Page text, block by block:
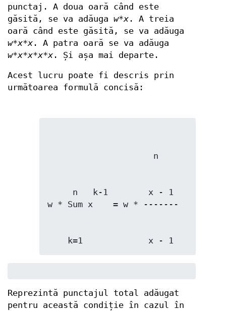
punctaj. A doua oară când este
găsită, se va adăuga w*x . A treia
oară când este găsită, se va adăuga
w*x*x . A patra oară se va adăuga
w*x*x*x*x . Și așa mai departe.
Acest lucru poate fi descris prin
următoarea formulă concisă:
    k=1             x - 1
Reprezintă punctajul total adăugat
pentru această condiție în cazul în